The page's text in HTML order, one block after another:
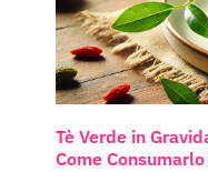
Tè Verde in
Come